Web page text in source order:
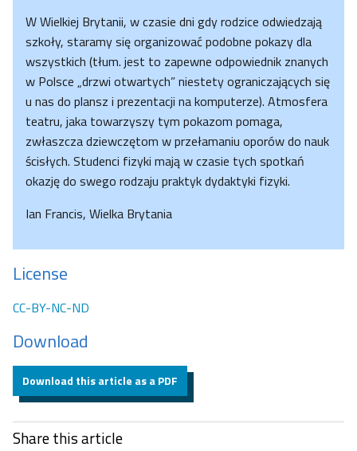
W Wielkiej Brytanii, w czasie dni gdy rodzice odwiedzają
szkoły, staramy się organizować podobne pokazy dla
wszystkich (tłum. jest to zapewne odpowiednik znanych
w Polsce „drzwi otwartych” niestety ograniczających się
u nas do plansz i prezentacji na komputerze). Atmosfera
teatru, jaka towarzyszy tym pokazom pomaga,
zwłaszcza dziewczętom w przełamaniu oporów do nauk
ścisłych. Studenci fizyki mają w czasie tych spotkań
okazję do swego rodzaju praktyk dydaktyki fizyki.
Ian Francis, Wielka Brytania
License
CC-BY-NC-ND
Download
Download this article as a PDF
Share this article